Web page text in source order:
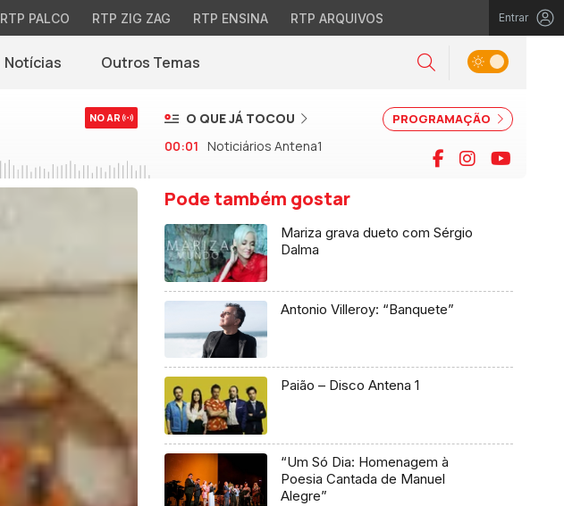
RTP PALCO RTP ZIG ZAG RTP ENSINA RTP ARQUIVOS Entrar
Notícias(abre em nova janela)
Outros Temas Pesquisar
Alternar tema
NO AR PROGRAMAÇÃO
O QUE JÁ TOCOU
00:01 Noticiários Antena1 Facebook
Instagram
Pode também gostar
Mariza grava dueto com Sérgio
Dalma
Antonio Villeroy: “Banquete”
Paião – Disco Antena 1
“Um Só Dia: Homenagem à
Poesia Cantada de Manuel
Alegre”